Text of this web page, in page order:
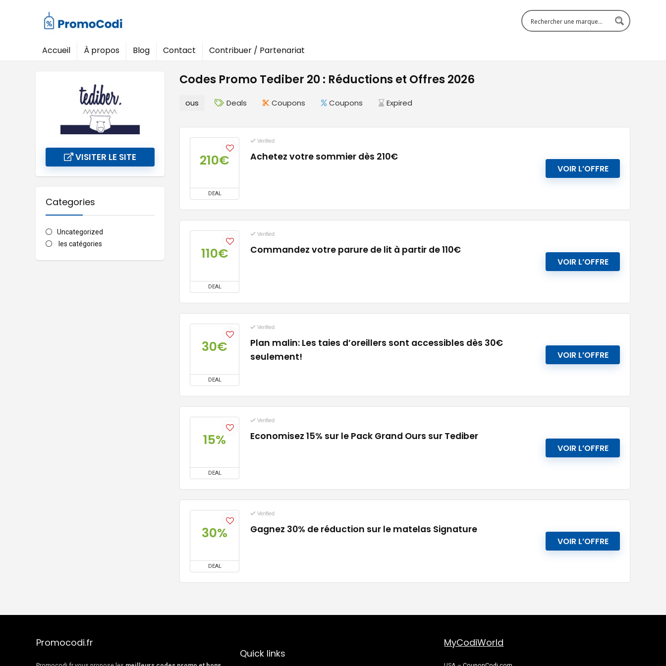
Accueil À propos Blog Contact Contribuer / Partenariat
Codes Promo Tediber 20 : Réductions et Offres 2026
VISITER LE SITE
Categories
Uncategorized
les catégories
ous Deals Coupons Coupons Expired
210€
DEAL
Verified
Achetez votre sommier dès 210€
VOIR L’OFFRE
110€
DEAL
Verified
Commandez votre parure de lit à partir de 110€
VOIR L’OFFRE
30€
DEAL
Verified
Plan malin: Les taies d’oreillers sont accessibles dès 30€
seulement!
VOIR L’OFFRE
15%
DEAL
Verified
Economisez 15% sur le Pack Grand Ours sur Tediber
VOIR L’OFFRE
30%
DEAL
Verified
Gagnez 30% de réduction sur le matelas Signature
VOIR L’OFFRE
Promocodi.fr
Quick links
MyCodiWorld